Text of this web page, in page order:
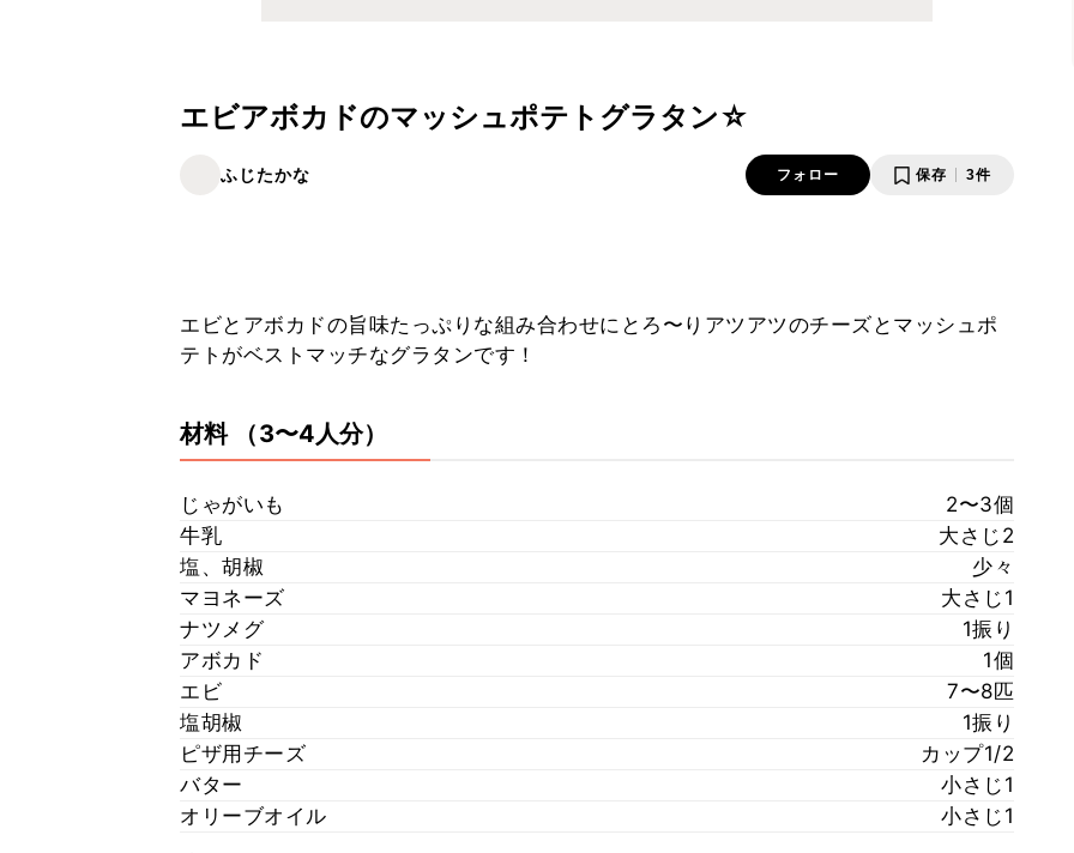
エビアボカドのマッシュポテトグラタン☆
ふじたかな フォロー 保存 3件
エビとアボカドの旨味たっぷりな組み合わせにとろ〜りアツアツのチーズとマッシュポ
テトがベストマッチなグラタンです！
材料 （3〜4人分）
じゃがいも
2〜3個
牛乳
大さじ2
塩、胡椒
少々
マヨネーズ
大さじ1
ナツメグ
1振り
アボカド
1個
エビ
7〜8匹
塩胡椒
1振り
ピザ用チーズ
カップ1/2
バター
小さじ1
オリーブオイル
小さじ1